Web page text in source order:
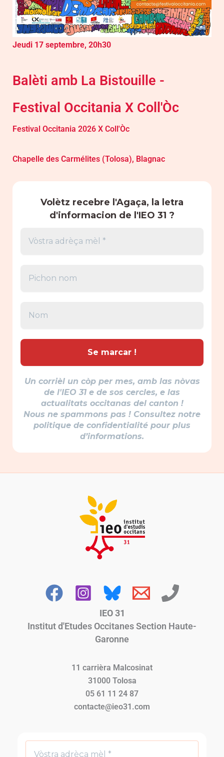
Jeudi 17 septembre, 20h30
Balèti amb La Bistouille -
Festival Occitania X Coll'Òc
Festival Occitania 2026 X Coll'Òc
Chapelle des Carmélites (Tolosa), Blagnac
Volètz recebre l'Agaça, la letra
d'informacion de l'IEO 31 ?
Un corrièl un còp per mes, amb las nòvas
de l'IEO 31 e de sos cercles, e las
actualitats occitanas del canton !
Nous ne spammons pas ! Consultez notre
politique de confidentialité pour plus
d’informations.
IEO 31
Institut d'Etudes Occitanes Section Haute-
Garonne
11 carrièra Malcosinat
31000 Tolosa
05 61 11 24 87
contacte@ieo31.com